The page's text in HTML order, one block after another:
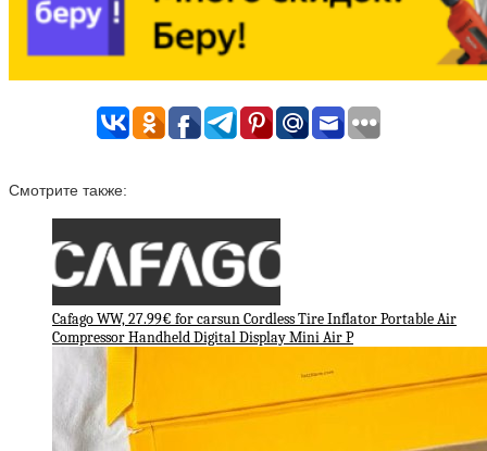
Смотрите также:
Cafago WW, 27.99€ for carsun Cordless Tire Inflator Portable Air
Compressor Handheld Digital Display Mini Air P